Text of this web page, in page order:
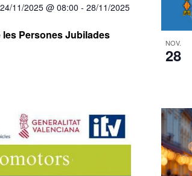
les Persones Jubilades
24/11/2025 @ 08:00 - 28/11/2025
NOV.
28